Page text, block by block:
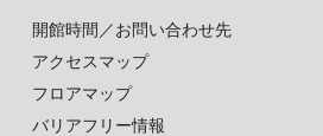
開館時間／お問い合わせ先
アクセスマップ
フロアマップ
バリアフリー情報